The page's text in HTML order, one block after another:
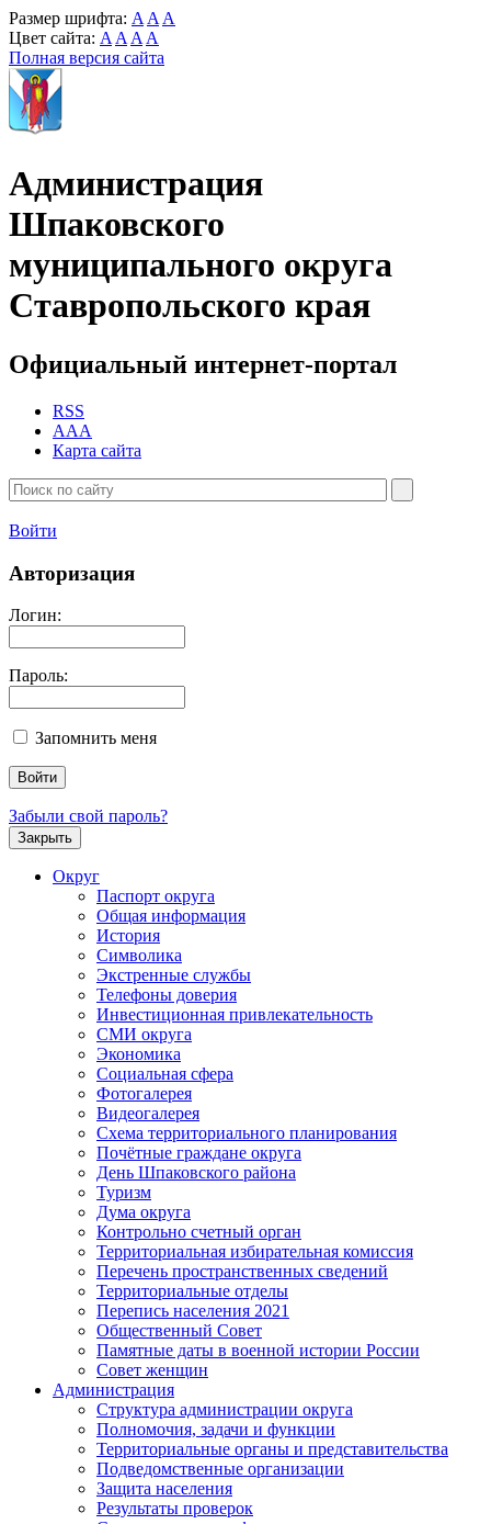
Размер шрифта: A A A
Цвет сайта: A A A A
Полная версия сайта
Администрация
Шпаковского
муниципального округа
Ставропольского края
Официальный интернет-портал
RSS
AAA
Карта сайта
Войти
Авторизация
Логин:
Пароль:
Запомнить меня
Забыли свой пароль?
Закрыть
Округ
Паспорт округа
Общая информация
История
Символика
Экстренные службы
Телефоны доверия
Инвестиционная привлекательность
СМИ округа
Экономика
Социальная сфера
Фотогалерея
Видеогалерея
Схема территориального планирования
Почётные граждане округа
День Шпаковского района
Туризм
Дума округа
Контрольно счетный орган
Территориальная избирательная комиссия
Перечень пространственных сведений
Территориальные отделы
Перепись населения 2021
Общественный Совет
Памятные даты в военной истории России
Совет женщин
Администрация
Структура администрации округа
Полномочия, задачи и функции
Территориальные органы и представительства
Подведомственные организации
Защита населения
Результаты проверок